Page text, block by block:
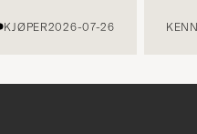
2026-07-26